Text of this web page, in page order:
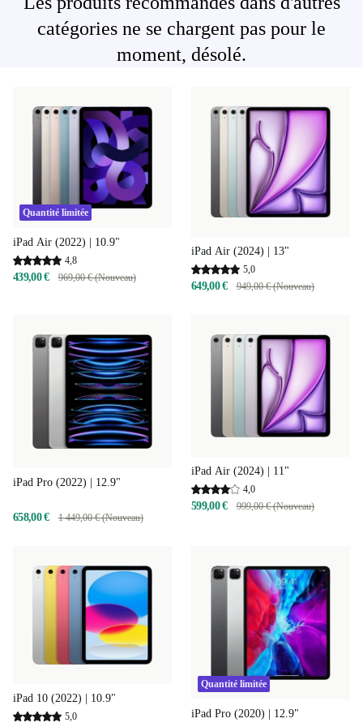
catégories ne se chargent pas pour le
moment, désolé.
Quantité limitée
iPad Air (2022) | 10.9"
4,8
439,00 € 969,00 € (Nouveau)
iPad Air (2024) | 13"
5,0
649,00 € 949,00 € (Nouveau)
iPad Pro (2022) | 12.9"
658,00 € 1 449,00 € (Nouveau)
iPad Air (2024) | 11"
4,0
599,00 € 999,00 € (Nouveau)
iPad 10 (2022) | 10.9"
5,0
Quantité limitée
iPad Pro (2020) | 12.9"